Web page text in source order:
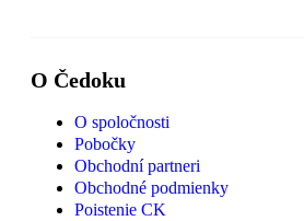
O Čedoku
O spoločnosti
Pobočky
Obchodní partneri
Obchodné podmienky
Poistenie CK